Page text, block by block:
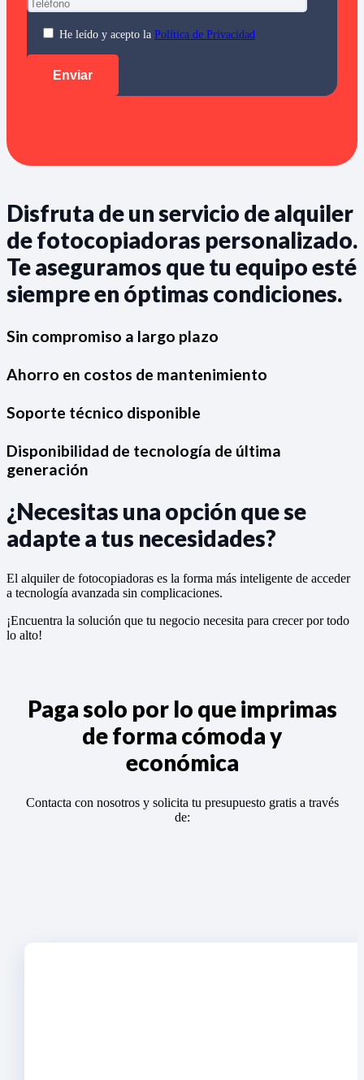
He leído y acepto la Política de Privacidad
Disfruta de un servicio de alquiler
de fotocopiadoras personalizado.
Te aseguramos que tu equipo esté
siempre en óptimas condiciones.
Sin compromiso a largo plazo
Ahorro en costos de mantenimiento
Soporte técnico disponible
Disponibilidad de tecnología de última
generación
¿Necesitas una opción que se
adapte a tus necesidades?
El alquiler de fotocopiadoras es la forma más inteligente de acceder
a tecnología avanzada sin complicaciones.
¡Encuentra la solución que tu negocio necesita para crecer por todo
lo alto!
Paga solo por lo que imprimas
de forma cómoda y
económica
Contacta con nosotros y solicita tu presupuesto gratis a través
de: